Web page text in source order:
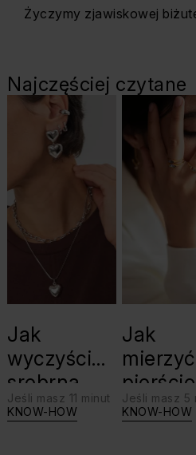
Życzymy zjawiskowej
Najczęściej czytane
Jak
wyczyścić
srebrną
biżuterię?
Jeśli masz 11 minut
KNOW-HOW
Jak
mierzyć
Jeśli masz 5
KNOW-HOW